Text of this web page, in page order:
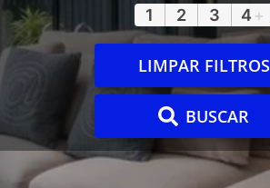
1 2 3 4 +
LIMPAR FILTROS
BUSCAR